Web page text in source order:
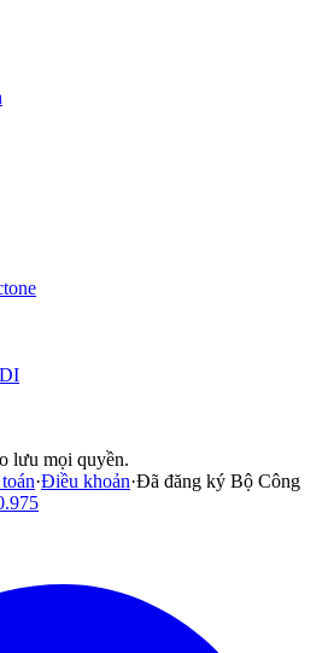
lưu mọi quyền.
·Điều khoản·Đã đăng ký Bộ Công